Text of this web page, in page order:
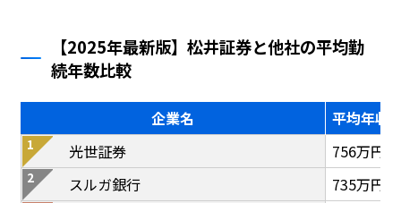
【2025年最新版】松井証券と他社の平均勤
続年数比較
企業名
平均年収
光世証券
756万円
スルガ銀行
735万円